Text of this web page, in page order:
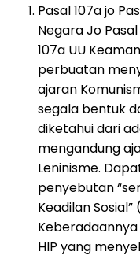
Pasal 107a jo
Negara Jo
107a UU
perbuatan
ajaran
segala bentuk
diketahui dari
mengandung
Leninisme.
penyebutan
Keadilan Sosial”
HIP yang